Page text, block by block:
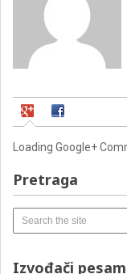
Loading Google+
Pretraga
Izvođači